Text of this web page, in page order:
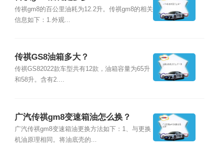
传祺gm8的百公里油耗为12.2升。传祺gm8的相关
信息如下：1.外观...
传祺GS8油箱多大？
传祺GS82022款车型共有12款，油箱容量为65升
和58升。含有2....
广汽传祺gm8变速箱油怎么换？
广汽传祺gm8变速箱油更换方法如下：1、与更换
机油原理相同。将油底壳的...